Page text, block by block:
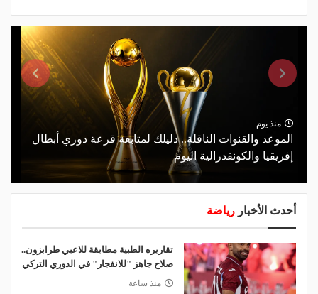
منذ يوم
الموعد والقنوات الناقلة.. دليلك لمتابعة قرعة دوري أبطال
إفريقيا والكونفدرالية اليوم
أحدث الأخبار رياضة
تقاريره الطبية مطابقة للاعبي طرابزون..
صلاح جاهز "للانفجار" في الدوري التركي
منذ ساعة